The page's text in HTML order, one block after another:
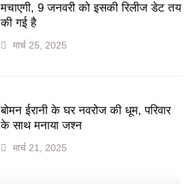
मचाएगी, 9 जनवरी को इसकी रिलीज डेट तय
की गई है
मार्च 25, 2025
बोमन ईरानी के घर नवरोज की धूम, परिवार
के साथ मनाया जश्न
मार्च 21, 2025